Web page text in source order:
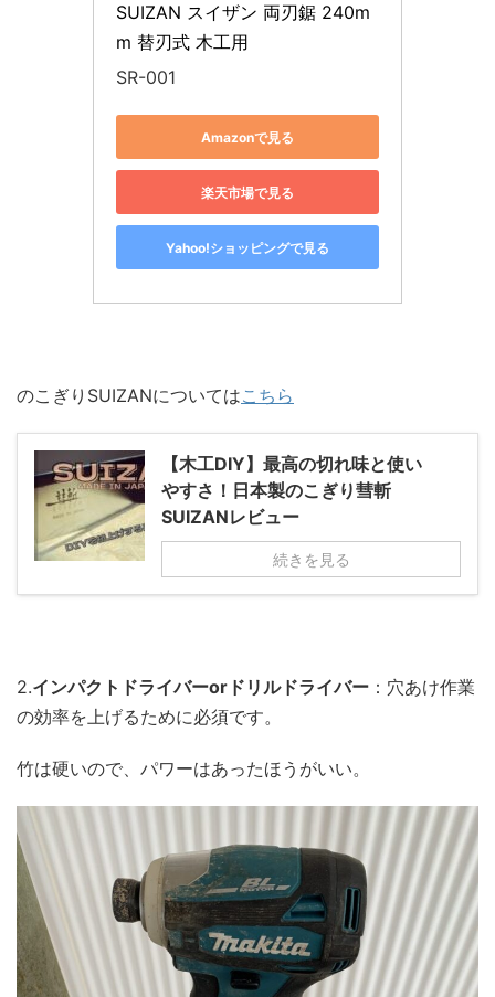
SUIZAN スイザン 両刃鋸 240m
m 替刃式 木工用
SR-001
Amazonで見る
楽天市場で見る
Yahoo!ショッピングで見る
のこぎりSUIZANについてはこちら
【木工DIY】最高の切れ味と使い
やすさ！日本製のこぎり彗斬
SUIZANレビュー
続きを見る
2.インパクトドライバーorドリルドライバー ：穴あけ作業
の効率を上げるために必須です。
竹は硬いので、パワーはあったほうがいい。